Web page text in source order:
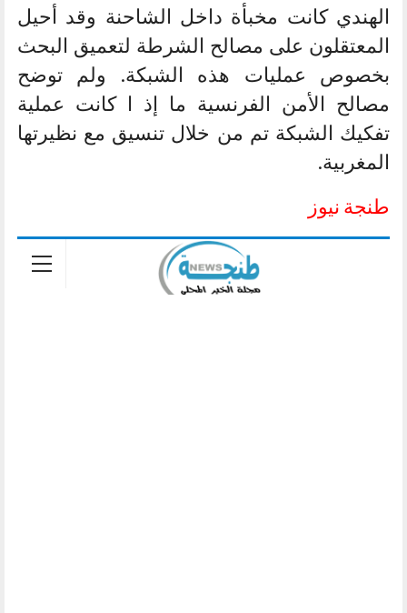
الهندي كانت مخبأة داخل الشاحنة وقد أحيل
المعتقلون على مصالح الشرطة لتعميق البحث
بخصوص عمليات هذه الشبكة. ولم توضح
مصالح الأمن الفرنسية ما إذ ا كانت عملية
تفكيك الشبكة تم من خلال تنسيق مع نظيرتها
المغربية.
طنجة نيوز